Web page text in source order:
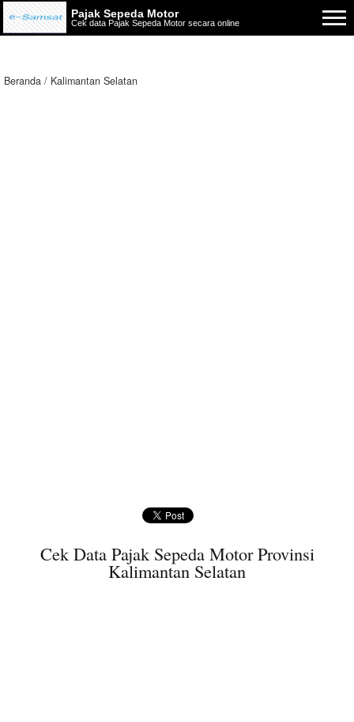
Pajak Sepeda Motor
Cek data Pajak Sepeda Motor secara online
Beranda Kalimantan Selatan
Cek Data Pajak Sepeda Motor Provinsi
Kalimantan Selatan